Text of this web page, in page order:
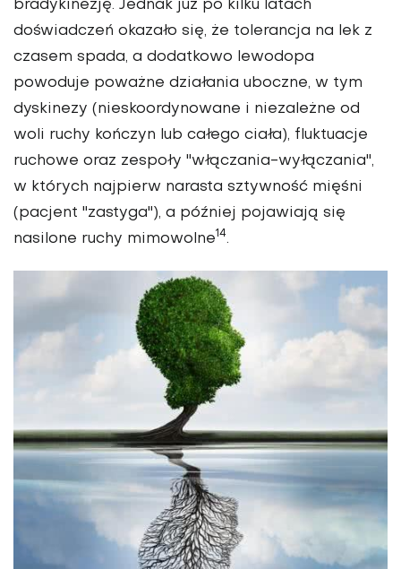
bradykinezję. Jednak już po kilku latach
doświadczeń okazało się, że tolerancja na lek z
czasem spada, a dodatkowo lewodopa
powoduje poważne działania uboczne, w tym
dyskinezy (nieskoordynowane i niezależne od
woli ruchy kończyn lub całego ciała), fluktuacje
ruchowe oraz zespoły "włączania-wyłączania",
w których najpierw narasta sztywność mięśni
(pacjent "zastyga"), a później pojawiają się
nasilone ruchy mimowolne14.